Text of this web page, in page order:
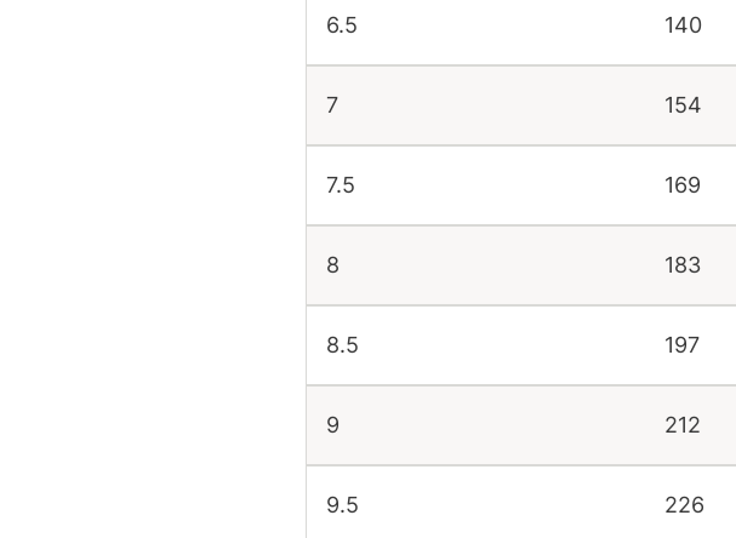
6.5 140
7 154
7.5 169
8 183
8.5 197
9 212
9.5 226